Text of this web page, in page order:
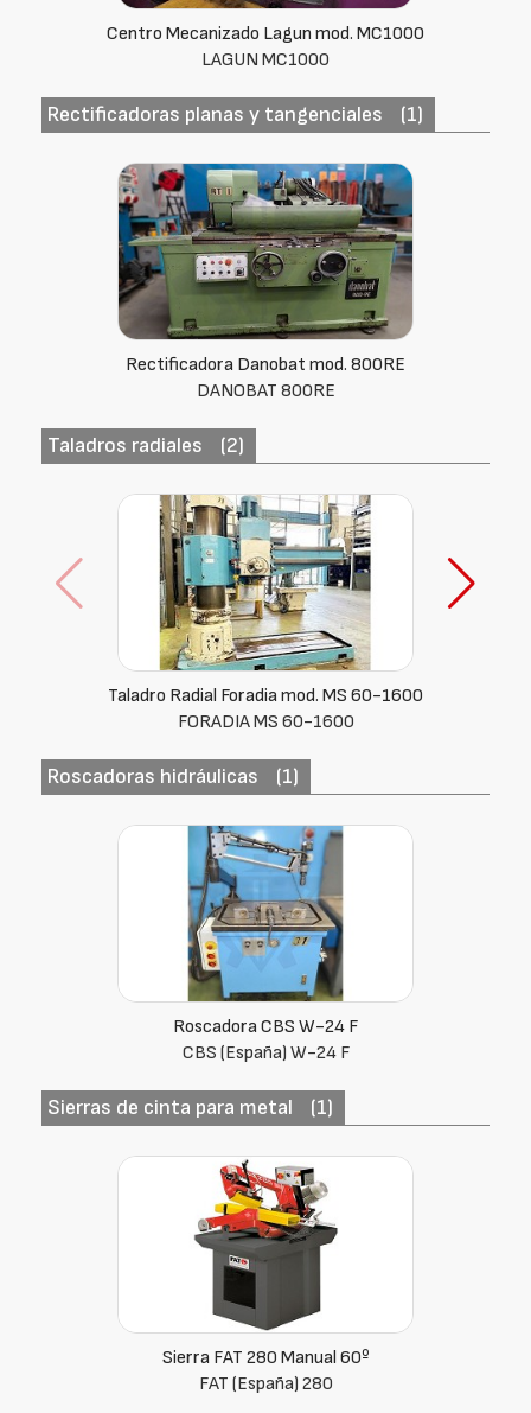
Centro Mecanizado Lagun mod. MC1000
LAGUN MC1000
Rectificadoras planas y tangenciales (1)
Rectificadora Danobat mod. 800RE
DANOBAT 800RE
Taladros radiales (2)
Taladro Radial Foradia mod. MS 60-1600
FORADIA MS 60-1600
Roscadoras hidráulicas (1)
Roscadora CBS W-24 F
CBS (España) W-24 F
Sierras de cinta para metal (1)
Sierra FAT 280 Manual 60º
FAT (España) 280